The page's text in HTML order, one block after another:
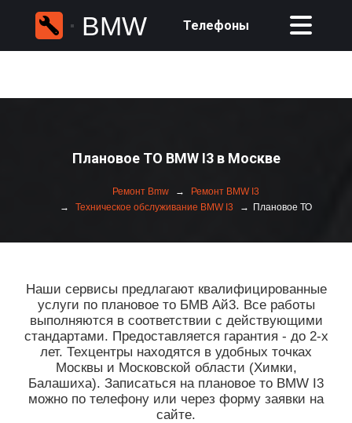
BMW Телефоны
Плановое ТО BMW I3 в Москве
Ремонт Bmw
Ремонт BMW I3
Техническое обслуживание BMW I3
Плановое ТО
Наши сервисы предлагают квалифицированные
услуги по плановое то БМВ Ай3. Все работы
выполняются в соответствии с действующими
стандартами. Предоставляется гарантия - до 2-х
лет. Техцентры находятся в удобных точках
Москвы и Московской области (Химки,
Балашиха). Записаться на плановое то BMW I3
можно по телефону или через форму заявки на
сайте.